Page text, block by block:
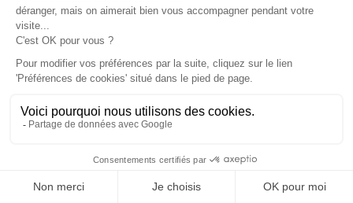
L'avis de l'expert
Par Tanguy Chevallier - CEO Rivaria Capital
« Pour les SCPI investissant à l’étranger,
certaines informations doivent être
collectées dès l’acquisition des parts :
numéro fiscal local de la SCPI, justificatifs
de retenue à la source, et calendrier de